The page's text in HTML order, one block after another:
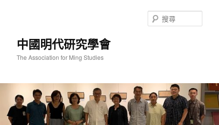
中國明代研究學會
The Association for Ming Studies
尋